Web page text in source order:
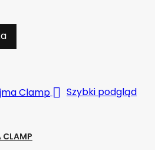
 Szybki podgląd
CLAMP